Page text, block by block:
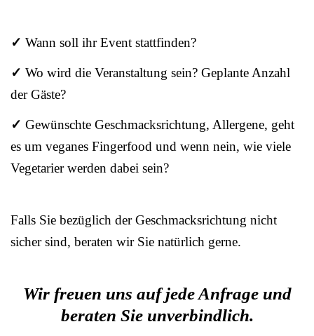
✓ Wann soll ihr Event stattfinden?
✓ Wo wird die Veranstaltung sein? Geplante Anzahl
der Gäste?
✓ Gewünschte Geschmacksrichtung, Allergene, geht
es um veganes Fingerfood und wenn nein, wie viele
Vegetarier werden dabei sein?
Falls Sie bezüglich der Geschmacksrichtung nicht
sicher sind, beraten wir Sie natürlich gerne.
Wir freuen uns auf jede Anfrage und
beraten Sie unverbindlich.